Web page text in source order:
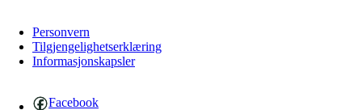
Personvern
Tilgjengelighetserklæring
Informasjonskapsler
Facebook